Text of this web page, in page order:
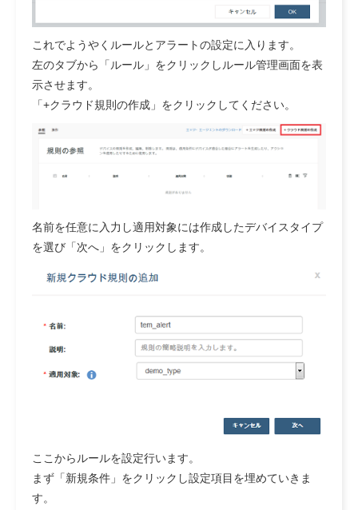
これでようやくルールとアラートの設定に入ります。
左のタブから「ルール」をクリックしルール管理画面を表
示させます。
「+クラウド規則の作成」をクリックしてください。
名前を任意に入力し適用対象には作成したデバイスタイプ
を選び「次へ」をクリックします。
ここからルールを設定行います。
まず「新規条件」をクリックし設定項目を埋めていきま
す。